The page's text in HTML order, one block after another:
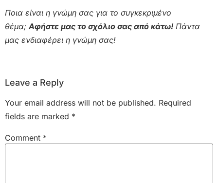
Ποια είναι η γνώμη σας για το συγκεκριμένο
θέμα;Αφήστε μας το σχόλιο σας από κάτω! Πάντα
μας ενδιαφέρει η γνώμη σας!
Leave a Reply
Your email address will not be published. Required
fields are marked *
Comment *